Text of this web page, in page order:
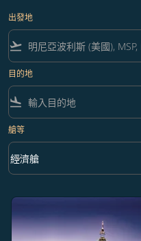
出發地
flight_takeoff
目的地
flight_land
艙等
艙等 option 經濟艙 Selected
經濟艙
keyboard_arrow_down